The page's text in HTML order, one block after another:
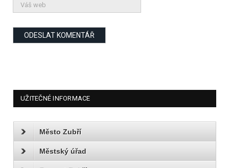
UŽITEČNÉ INFORMACE
Město Zubří
Městský úřad